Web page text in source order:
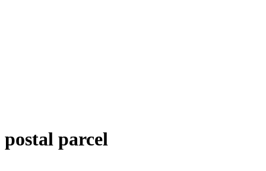
postal parcel